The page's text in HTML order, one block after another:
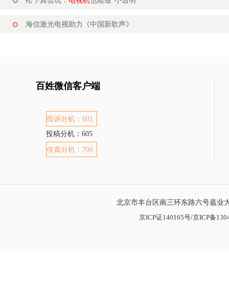
海信激光电视助力《中国新歌声》
百姓微信客户端
投诉分机：601
投稿分机：605
传真分机：700
北京市丰台区南三环东路六号嘉业
京ICP证140165号/京ICP备